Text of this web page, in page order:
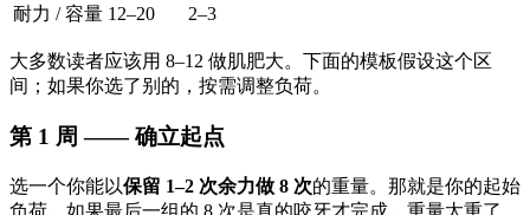
耐力 / 容量 12–20 2–3
大多数读者应该用 8–12 做肌肥大。下面的模板假设这个区
间；如果你选了别的，按需调整负荷。
第 1 周 —— 确立起点
选一个你能以保留 1–2 次余力做 8 次的重量。那就是你的起始
负荷。如果最后一组的 8 次是真的咬牙才完成，重量太重了